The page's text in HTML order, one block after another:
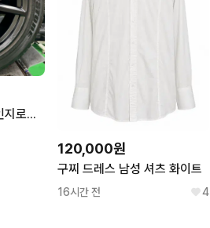
22인치 pcd 120 레인지로버 칸 타입52 디자인 블랙 휠 신품
120,000원
구찌 드레스 남성 셔츠 화이트
16시간 전 4